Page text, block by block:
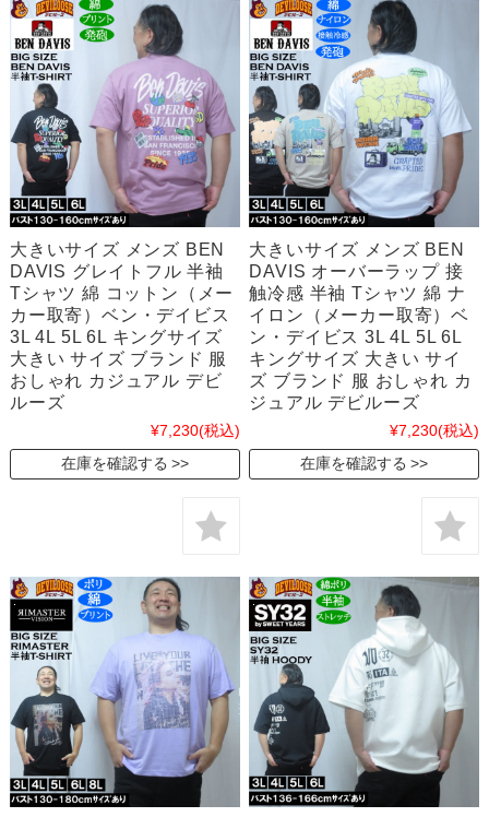
大きいサイズ メンズ BEN
DAVIS グレイトフル 半袖
Tシャツ 綿 コットン（メー
カー取寄）ベン・デイビス
3L 4L 5L 6L キングサイズ
大きい サイズ ブランド 服
おしゃれ カジュアル デビ
ルーズ
¥7,230(税込)
在庫を確認する
大きいサイズ メンズ BEN
DAVIS オーバーラップ 接
触冷感 半袖 Tシャツ 綿 ナ
イロン（メーカー取寄）ベ
ン・デイビス 3L 4L 5L 6L
キングサイズ 大きい サイ
ズ ブランド 服 おしゃれ カ
ジュアル デビルーズ
¥7,230(税込)
在庫を確認する